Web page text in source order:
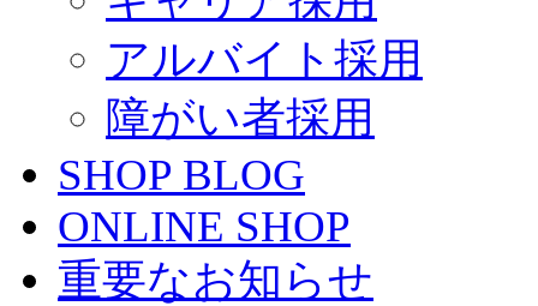
アルバイト採用
障がい者採用
SHOP BLOG
ONLINE SHOP
重要なお知らせ